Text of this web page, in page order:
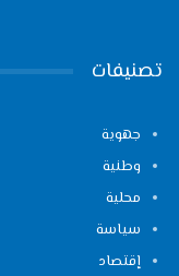
تصنيفات
جهوية
وطنية
محلية
سياسة
إقتصاد